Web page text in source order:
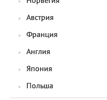
Австрия
Франция
Англия
Япония
Польша